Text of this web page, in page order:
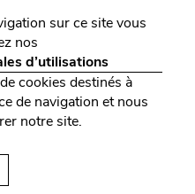
sur ce site vous
nos
d’utilisations
cookies destinés à
de navigation et nous
notre site.